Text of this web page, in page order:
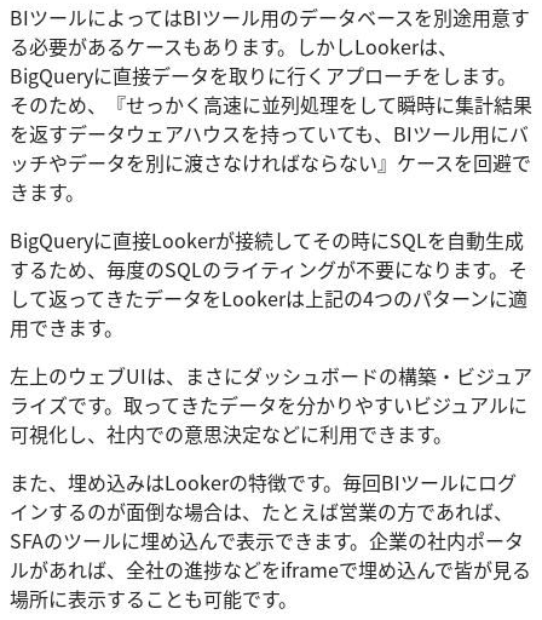
BIツールによってはBIツール用のデータベースを別途用意す
る必要があるケースもあります。しかしLookerは、
BigQueryに直接データを取りに行くアプローチをします。
そのため、『せっかく高速に並列処理をして瞬時に集計結果
を返すデータウェアハウスを持っていても、BIツール用にバ
ッチやデータを別に渡さなければならない』ケースを回避で
きます。
BigQueryに直接Lookerが接続してその時にSQLを自動生成
するため、毎度のSQLのライティングが不要になります。そ
して返ってきたデータをLookerは上記の4つのパターンに適
用できます。
左上のウェブUIは、まさにダッシュボードの構築・ビジュア
ライズです。取ってきたデータを分かりやすいビジュアルに
可視化し、社内での意思決定などに利用できます。
また、埋め込みはLookerの特徴です。毎回BIツールにログ
インするのが面倒な場合は、たとえば営業の方であれば、
SFAのツールに埋め込んで表示できます。企業の社内ポータ
ルがあれば、全社の進捗などをiframeで埋め込んで皆が見る
場所に表示することも可能です。